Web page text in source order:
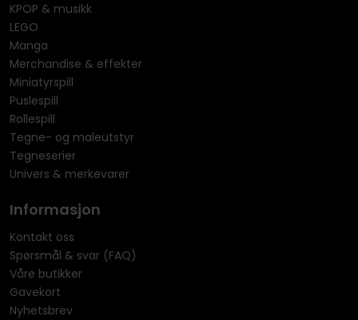
KPOP & musikk
LEGO
Manga
Merchandise & effekter
Miniatyrspill
Puslespill
Rollespill
Tegne- og maleutstyr
Tegneserier
Univers & merkevarer
Informasjon
Kontakt oss
Spørsmål & svar (FAQ)
Våre butikker
Gavekort
Nyhetsbrev